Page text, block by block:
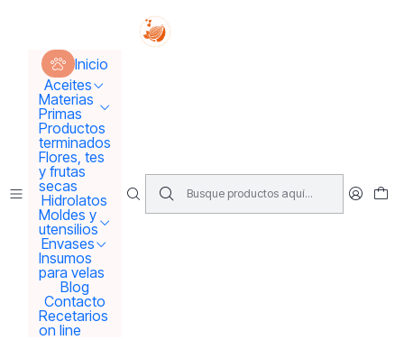
Inicio
Aceites
Materias
Primas
Productos
terminados
Flores, tes
y frutas
secas
Hidrolatos
Moldes y
utensilios
Envases
Insumos
para velas
Blog
Contacto
Recetarios
on line
Tus sueños se concretan aquí !!!
Inicio
Ácido hialurónico BPM Vegano 100%🌱